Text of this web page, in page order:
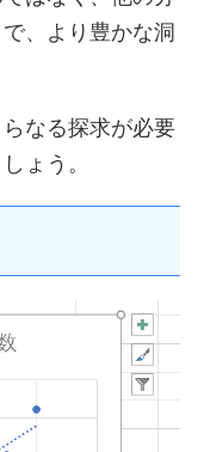
、より豊かな洞
なる探求が必要
ょう。